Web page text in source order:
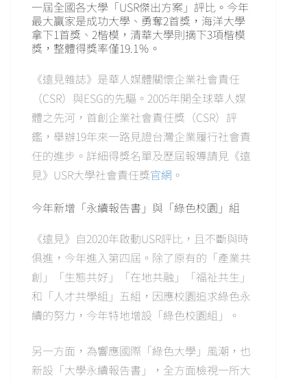
一屆全國各大學「USR傑出方案」評比。今年
最大贏家是成功大學、勇奪2首獎，海洋大學
拿下1首獎、2楷模，清華大學則摘下3項楷模
獎，整體得獎率僅19.1％。
《遠見雜誌》是華人媒體關懷企業社會責任
（CSR）與ESG的先驅。2005年開全球華人媒
體之先河，首創企業社會責任獎（CSR）評
鑑，舉辦19年來一路見證台灣企業履行社會責
任的進步。詳細得獎名單及歷屆報導請見《遠
見》USR大學社會責任獎官網 。
今年新增「永續報告書」與「綠色校園」組
《遠見》自2020年啟動USR評比，且不斷與時
俱進，今年進入第四屆。除了原有的「產業共
創」「生態共好」「在地共融」「福祉共生」
和「人才共學組」五組，因應校園追求綠色永
續的努力，今年特地增設「綠色校園組」。
另一方面，為響應國際「綠色大學」風潮，也
新設「大學永續報告書」，全方面檢視一所大